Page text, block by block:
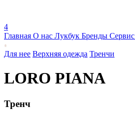
4
Главная О нас Лукбук Бренды Сервис
Для нее Верхняя одежда Тренчи
LORO PIANA
Тренч